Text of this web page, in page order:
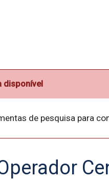
disponível
de pesquisa para